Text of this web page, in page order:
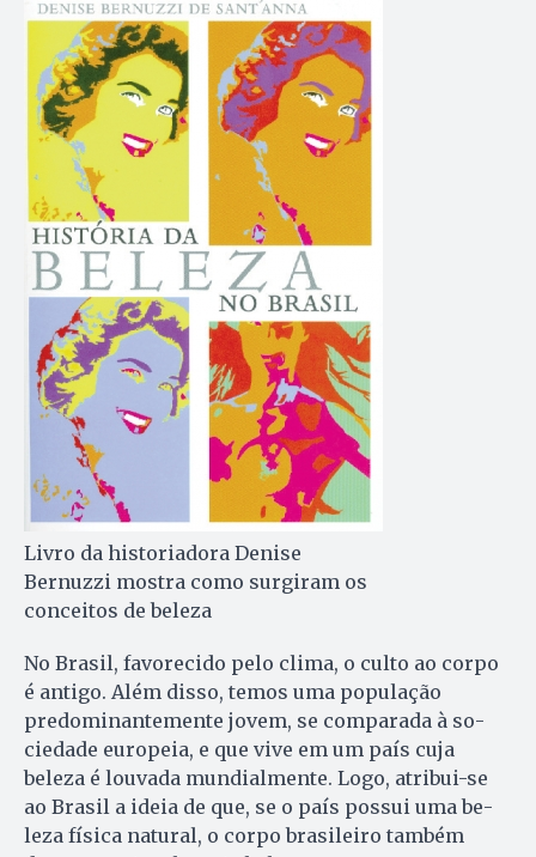
Livro da historiadora Denise
Bernuzzi mostra como surgiram os
conceitos de beleza
No Brasil, favorecido pelo clima, o culto ao corpo
é antigo. Além dis­so, temos uma população
predominantemente jovem, se comparada à so­
ciedade europeia, e que vive em um país cuja
beleza é louvada mundialmente. Logo, atribui-se
ao Brasil a ideia de que, se o país possui uma be­
leza física natural, o corpo brasileiro também